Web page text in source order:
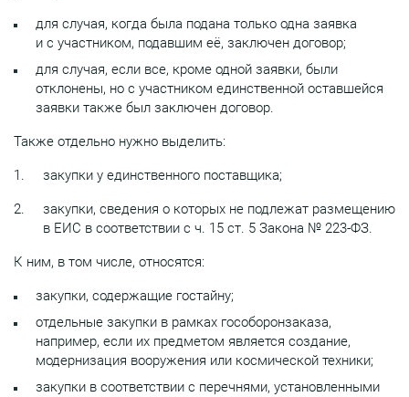
для случая, когда была подана только одна заявка
и с участником, подавшим её, заключен договор;
для случая, если все, кроме одной заявки, были
отклонены, но с участником единственной оставшейся
заявки также был заключен договор.
Также отдельно нужно выделить:
закупки у единственного поставщика;
закупки, сведения о которых не подлежат размещению
в ЕИС в соответствии с ч. 15 ст. 5 Закона № 223-ФЗ.
К ним, в том числе, относятся:
закупки, содержащие гостайну;
отдельные закупки в рамках гособоронзаказа,
например, если их предметом является создание,
модернизация вооружения или космической техники;
закупки в соответствии с перечнями, установленными